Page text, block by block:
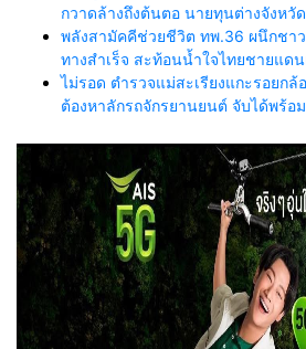
กวาดล้างถึงต้นตอ นายทุนต่างจังหวัด
พลังสามัคคีช่วยชีวิต ทพ.36 ผนึกชา
ทางสำเร็จ สะท้อนน้ำใจไทยชายแด
ไม่รอด ตำรวจแม่สะเรียงแกะรอยกล้
ต้องหาลักรถจักรยานยนต์ จับได้พร้อ